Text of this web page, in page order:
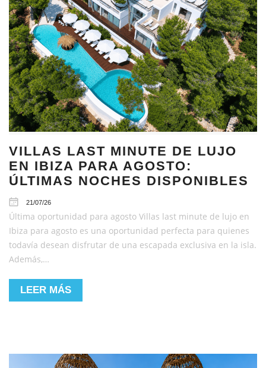
VILLAS LAST MINUTE DE LUJO
EN IBIZA PARA AGOSTO:
ÚLTIMAS NOCHES DISPONIBLES
21/07/26
Última oportunidad para agosto Villas last minute de lujo en
Ibiza para agosto es una oportunidad perfecta para quienes
todavía desean disfrutar de una escapada exclusiva en la isla.
Además,…
LEER MÁS